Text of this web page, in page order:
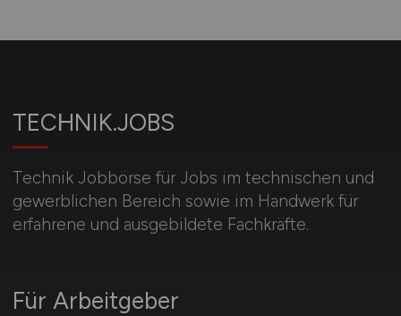
TECHNIK.JOBS
Technik Jobbörse für Jobs im technischen und
gewerblichen Bereich sowie im Handwerk für
erfahrene und ausgebildete Fachkräfte.
Für Arbeitgeber